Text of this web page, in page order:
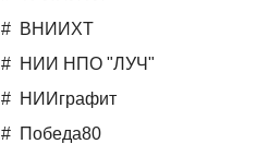
ВНИИХТ
НИИ НПО "ЛУЧ"
НИИграфит
Победа80